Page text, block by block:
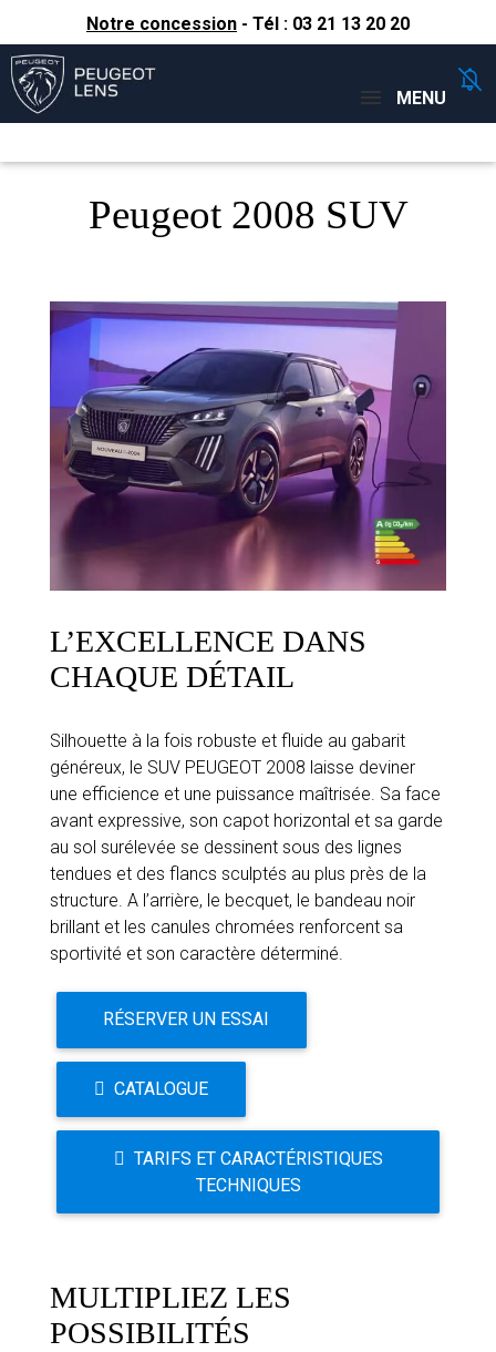
Notre concession - Tél : 03 21 13 20 20
Concessions
MENU
Peugeot 2008 SUV
L’EXCELLENCE DANS
CHAQUE DÉTAIL
Silhouette à la fois robuste et fluide au gabarit
généreux, le SUV PEUGEOT 2008 laisse deviner
une efficience et une puissance maîtrisée. Sa face
avant expressive, son capot horizontal et sa garde
au sol surélevée se dessinent sous des lignes
tendues et des flancs sculptés au plus près de la
structure. A l’arrière, le becquet, le bandeau noir
brillant et les canules chromées renforcent sa
sportivité et son caractère déterminé.
RÉSERVER UN ESSAI
CATALOGUE
TARIFS ET CARACTÉRISTIQUES
TECHNIQUES
MULTIPLIEZ LES
POSSIBILITÉS